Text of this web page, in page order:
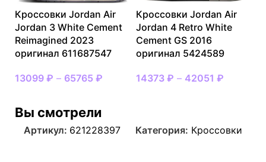
Кроссовки Jordan Air
Jordan 3 White Cement
Reimagined 2023
оригинал 611687547
13099 ₽ – 65765 ₽
Кроссовки Jordan Air
Jordan 4 Retro White
Cement GS 2016
оригинал 5424589
14373 ₽ – 42051 ₽
Вы смотрели
Артикул: 621228397 Категория: Кроссовки